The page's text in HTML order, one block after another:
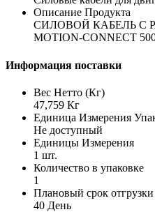
Описание Продукта
СИЛОВОЙ КАБЕЛЬ С
MOTION-CONNECT
Информация поставки
Вес Нетто (Кг)
47,759 Кг
Единица Измерения
Не доступный
Единицы Измерения
1 шт.
Количество в упаковке
1
Плановый срок отгрузки
40 День